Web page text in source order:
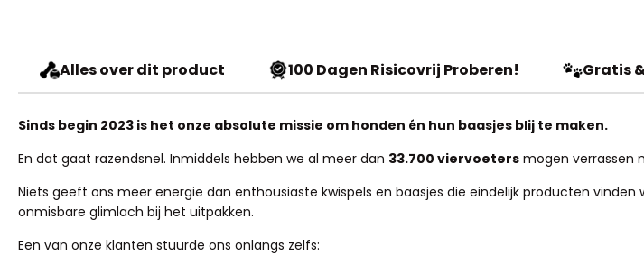
Alles over dit product 100 Dagen Risicovrij Proberen! Gratis
Sinds begin 2023 is het onze absolute missie om honden én hun baasjes blij te maken.
En dat gaat razendsnel. Inmiddels hebben we al meer dan 33.700 viervoeters mogen verrassen
Niets geeft ons meer energie dan enthousiaste kwispels en baasjes die eindelijk producten
onmisbare glimlach bij het uitpakken.
Een van onze klanten stuurde ons onlangs zelfs: